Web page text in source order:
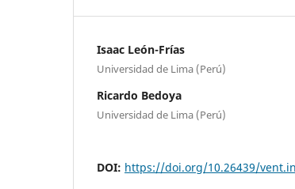
Isaac León-Frías
Universidad de Lima (Perú)
Ricardo Bedoya
Universidad de Lima (Perú)
DOI: https://doi.org/10.26439/